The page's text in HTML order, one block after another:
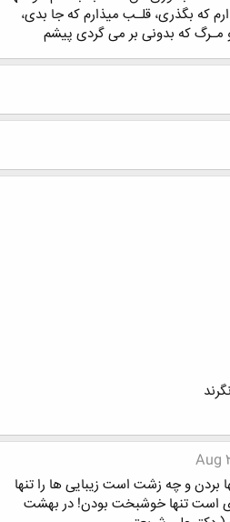
که بگذری، قلـب میذارم که جا بدی،
که بدونی بر می گردی پیشم
Aug
بردن و چه زشت است زیبایی ها را تنها
است تنها خوشبخت بودن! در بهشت